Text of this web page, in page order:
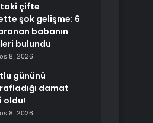
çifte
şok gelişme: 6
babanın
bulundu
8, 2026
gününü
damat
oldu!
8, 2026